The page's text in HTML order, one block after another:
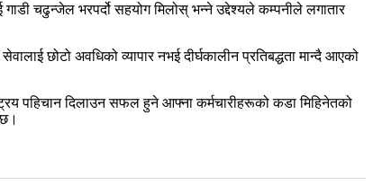
चढुन्जेल भरपर्दो सहयोग मिलोस् भन्ने उद्देश्यले कम्पनीले लगातार
छोटो अवधिको व्यापार नभई दीर्घकालीन प्रतिबद्धता मान्दै आएको
पहिचान दिलाउन सफल हुने आफ्ना कर्मचारीहरूको कडा मिहिनेतको